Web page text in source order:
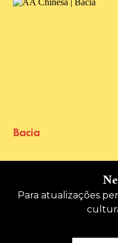
Bacia
Para atualizações